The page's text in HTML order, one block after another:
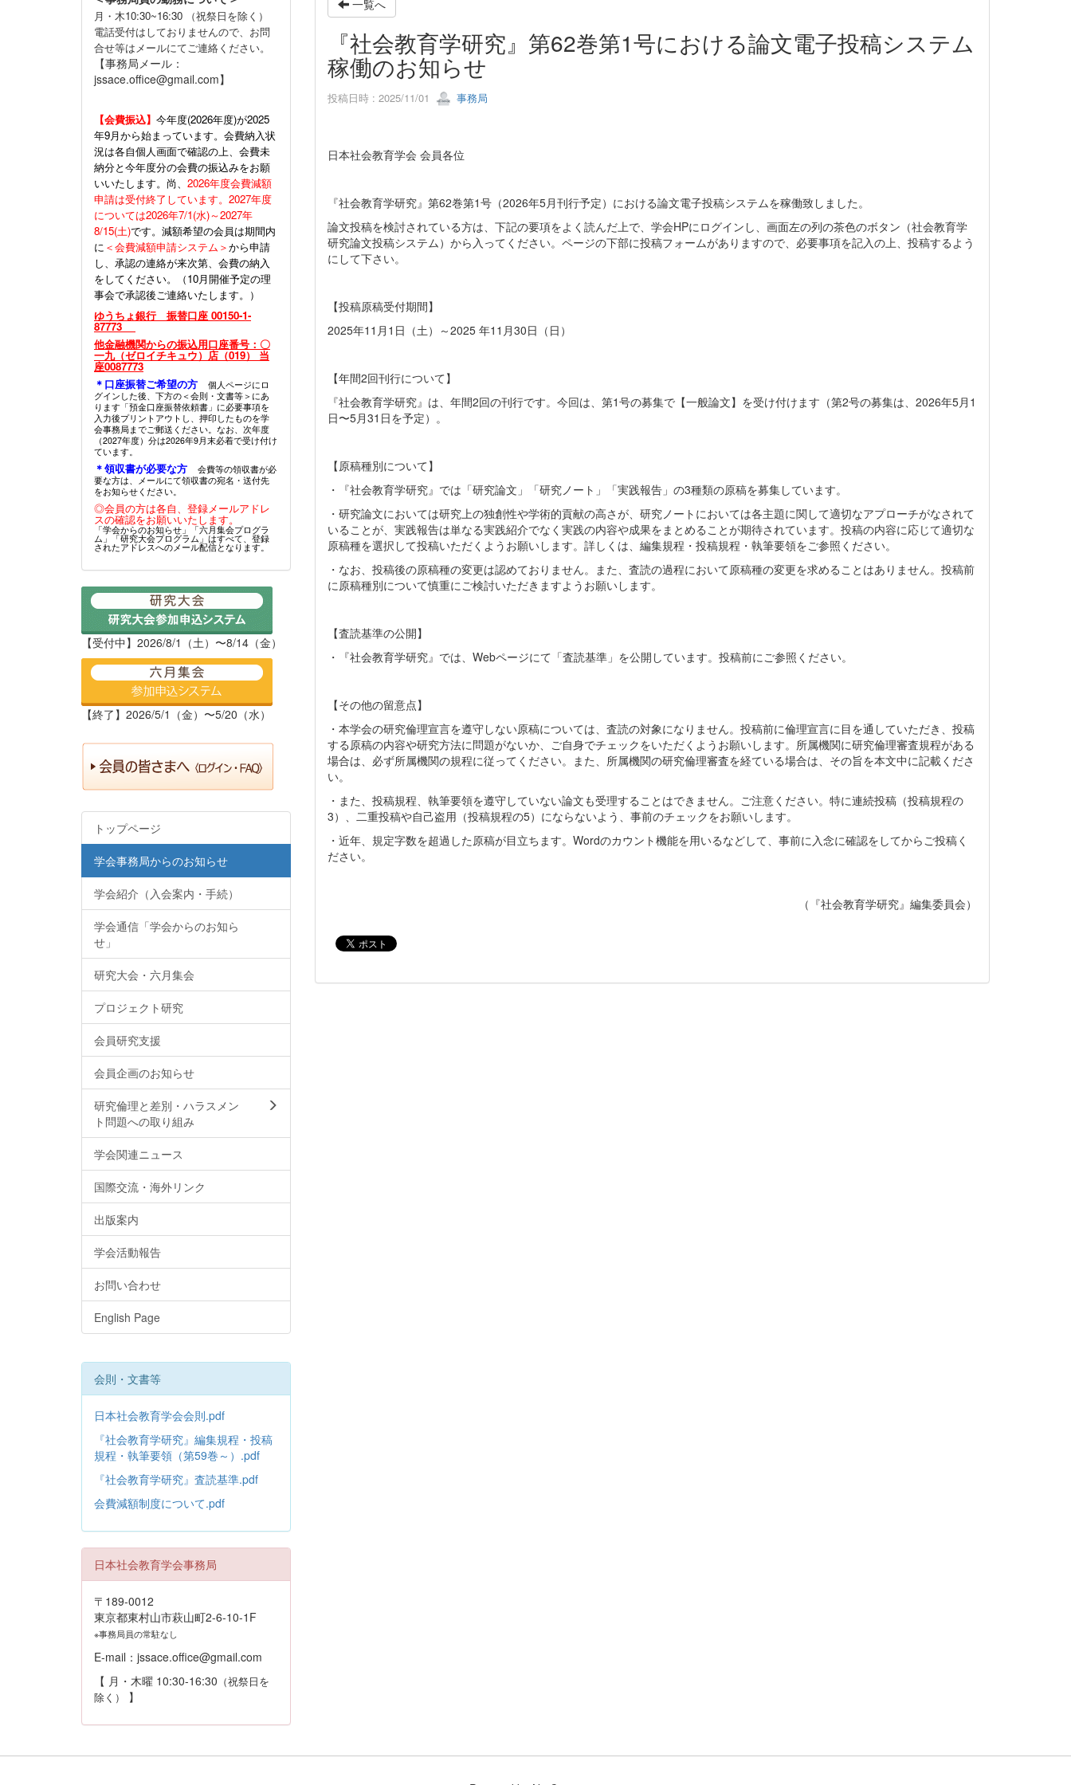
一覧へ
『社会教育学研究』第62巻第1号における論文電子投稿システム
稼働のお知らせ
投稿日時 : 2025/11/01 事務局
日本社会教育学会 会員各位
『社会教育学研究』第62巻第1号（2026年5月刊行予定）における論文電子投稿システムを稼働致しました。
論文投稿を検討されている方は、下記の要項をよく読んだ上で、学会HPにログインし、画面左の列の茶色のボタン（社会教育学
研究論文投稿システム）から入ってください。ページの下部に投稿フォームがありますので、必要事項を記入の上、投稿するよう
にして下さい。
【投稿原稿受付期間】
2025年11月1日（土）～2025 年11月30日（日）
【年間2回刊行について】
『社会教育学研究』は、年間2回の刊行です。今回は、第1号の募集で【一般論文】を受け付けます（第2号の募集は、2026年5月1
日〜5月31日を予定）。
【原稿種別について】
・『社会教育学研究』では「研究論文」「研究ノート」「実践報告」の3種類の原稿を募集しています。
・研究論文においては研究上の独創性や学術的貢献の高さが、研究ノートにおいては各主題に関して適切なアプローチがなされて
いることが、実践報告は単なる実践紹介でなく実践の内容や成果をまとめることが期待されています。投稿の内容に応じて適切な
原稿種を選択して投稿いただくようお願いします。詳しくは、編集規程・投稿規程・執筆要領をご参照ください。
・なお、投稿後の原稿種の変更は認めておりません。また、査読の過程において原稿種の変更を求めることはありません。投稿前
に原稿種別について慎重にご検討いただきますようお願いします。
【査読基準の公開】
・『社会教育学研究』では、Webページにて「査読基準」を公開しています。投稿前にご参照ください。
【その他の留意点】
・本学会の研究倫理宣言を遵守しない原稿については、査読の対象になりません。投稿前に倫理宣言に目を通していただき、投稿
する原稿の内容や研究方法に問題がないか、ご自身でチェックをいただくようお願いします。所属機関に研究倫理審査規程がある
場合は、必ず所属機関の規程に従ってください。また、所属機関の研究倫理審査を経ている場合は、その旨を本文中に記載くださ
い。
・また、投稿規程、執筆要領を遵守していない論文も受理することはできません。ご注意ください。特に連続投稿（投稿規程の
3）、二重投稿や自己盗用（投稿規程の5）にならないよう、事前のチェックをお願いします。
・近年、規定字数を超過した原稿が目立ちます。Wordのカウント機能を用いるなどして、事前に入念に確認をしてからご投稿く
ださい。
（『社会教育学研究』編集委員会）
月・木10:30~16:30 （祝祭日を除く）
電話受付はしておりませんので、お問
合せ等はメールにてご連絡ください。
【事務局メール：
jssace.office@gmail.com】
【会費振込】 今年度(2026年度)が2025
年9月から始まっています。会費納入状
況は各自個人画面で確認の上、会費未
納分と今年度分の会費の振込みをお願
いいたします。尚、 2026年度会費減額
申請は受付終了しています。2027年度
については2026年7/1(水)～2027年
8/15(土)です。減額希望の会員は期間内
に ＜会費減額申請システム＞から申請
し、承認の連絡が来次第、会費の納入
をしてください。（10月開催予定の理
事会で承認後ご連絡いたします。）
ゆうちょ銀行 振替口座 00150-1-
87773
他金融機関からの振込用口座番号：〇
一九（ゼロイチキュウ）店（019） 当
座0087773
＊口座振替ご希望の方
個人ページにロ
グインした後、下方の＜会則・文書等＞にあ
ります「預金口座振替依頼書」に必要事項を
入力後プリントアウトし、押印したものを学
会事務局までご郵送ください。なお、次年度
（2027年度）分は2026年9月末必着で受け付け
ています。
＊領収書が必要な方
会費等の領収書が必
要な方は、メールにて領収書の宛名・送付先
をお知らせください。
◎会員の方は各自、登録メールアドレ
スの確認をお願いいたします。
「学会からのお知らせ」「六月集会プログラ
ム」「研究大会プログラム」はすべて、登録
されたアドレスへのメール配信となります。
【受付中】2026/8/1（土）〜8/14（金）
【終了】2026/5/1（金）〜5/20（水）
トップページ
学会事務局からのお知らせ
学会紹介（入会案内・手続）
学会通信「学会からのお知ら
せ」
研究大会・六月集会
プロジェクト研究
会員研究支援
会員企画のお知らせ
研究倫理と差別・ハラスメン
ト問題への取り組み
学会関連ニュース
国際交流・海外リンク
出版案内
学会活動報告
お問い合わせ
English Page
会則・文書等
日本社会教育学会会則.pdf
『社会教育学研究』編集規程・投稿
規程・執筆要領（第59巻～）.pdf
『社会教育学研究』査読基準.pdf
会費減額制度について.pdf
日本社会教育学会事務局
〒189-0012
東京都東村山市萩山町2-6-10-1F
※事務局員の常駐なし
E-mail：jssace.office@gmail.com
【 月・木曜 10:30-16:30 （祝祭日を
除く）
】